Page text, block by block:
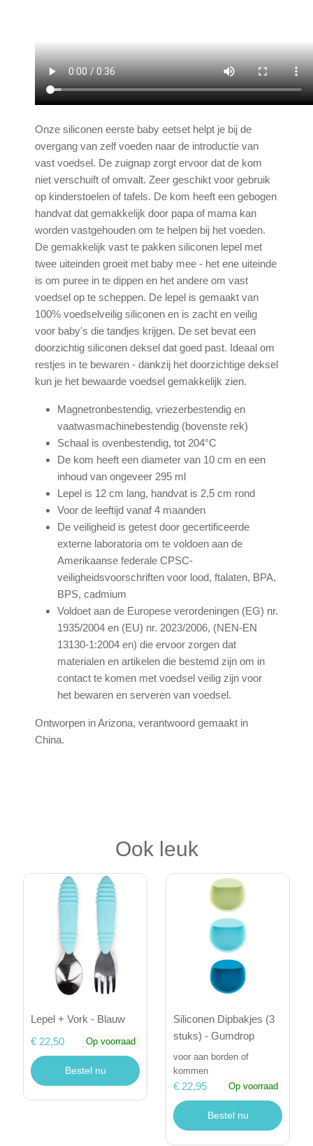
Onze siliconen eerste baby eetset helpt je bij de
overgang van zelf voeden naar de introductie van
vast voedsel. De zuignap zorgt ervoor dat de kom
niet verschuift of omvalt. Zeer geschikt voor gebruik
op kinderstoelen of tafels. De kom heeft een gebogen
handvat dat gemakkelijk door papa of mama kan
worden vastgehouden om te helpen bij het voeden.
De gemakkelijk vast te pakken siliconen lepel met
twee uiteinden groeit met baby mee - het ene uiteinde
is om puree in te dippen en het andere om vast
voedsel op te scheppen. De lepel is gemaakt van
100% voedselveilig siliconen en is zacht en veilig
voor baby's die tandjes krijgen. De set bevat een
doorzichtig siliconen deksel dat goed past. Ideaal om
restjes in te bewaren - dankzij het doorzichtige deksel
kun je het bewaarde voedsel gemakkelijk zien.
Magnetronbestendig, vriezerbestendig en
vaatwasmachinebestendig (bovenste rek)
Schaal is ovenbestendig, tot 204°C
De kom heeft een diameter van 10 cm en een
inhoud van ongeveer 295 ml
Lepel is 12 cm lang, handvat is 2,5 cm rond
Voor de leeftijd vanaf 4 maanden
De veiligheid is getest door gecertificeerde
externe laboratoria om te voldoen aan de
Amerikaanse federale CPSC-
veiligheidsvoorschriften voor lood, ftalaten, BPA,
BPS, cadmium
Voldoet aan de Europese verordeningen (EG) nr.
1935/2004 en (EU) nr. 2023/2006, (NEN-EN
13130-1:2004 en) die ervoor zorgen dat
materialen en artikelen die bestemd zijn om in
contact te komen met voedsel veilig zijn voor
het bewaren en serveren van voedsel.
Ontworpen in Arizona, verantwoord gemaakt in
China.
Ook leuk
Lepel + Vork - Blauw
€ 22,50
Op voorraad
Bestel nu
Siliconen Dipbakjes (3
stuks) - Gumdrop
voor aan borden of
kommen
€ 22,95 Op voorraad
Bestel nu